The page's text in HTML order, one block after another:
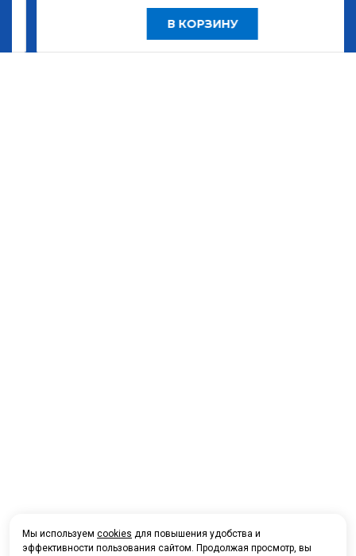
В КОРЗИНУ
Мы используем cookies для повышения удобства и
эффективности пользования сайтом. Продолжая просмотр, вы